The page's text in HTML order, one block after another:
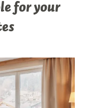
for your